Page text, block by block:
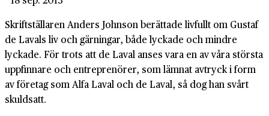
Skriftställaren Anders Johnson berättade livfullt om Gustaf
de Lavals liv och gärningar, både lyckade och mindre
lyckade. För trots att de Laval anses vara en av våra största
uppfinnare och entreprenörer, som lämnat avtryck i form
av företag som Alfa Laval och de Laval, så dog han svårt
skuldsatt.